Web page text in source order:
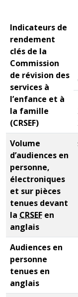
Indicateurs de
rendement
clés de la
Commission
de révision des
services à
l’enfance et à
la famille
(CRSEF)
Volume
d’audiences en
personne,
électroniques
et sur pièces
tenues devant
la CRSEF en
anglais
Audiences en
personne
tenues en
anglais